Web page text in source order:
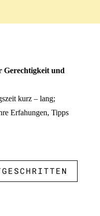
Gerechtigkeit und
kurz – lang;
Erfahungen, Tipps